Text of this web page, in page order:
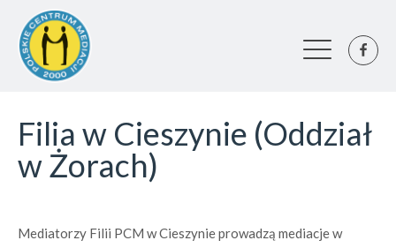
Filia w Cieszynie (Oddział
w Żorach)
Mediatorzy Filii PCM w Cieszynie prowadzą mediacje w